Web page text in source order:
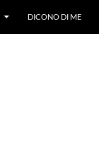
DICONO DI ME